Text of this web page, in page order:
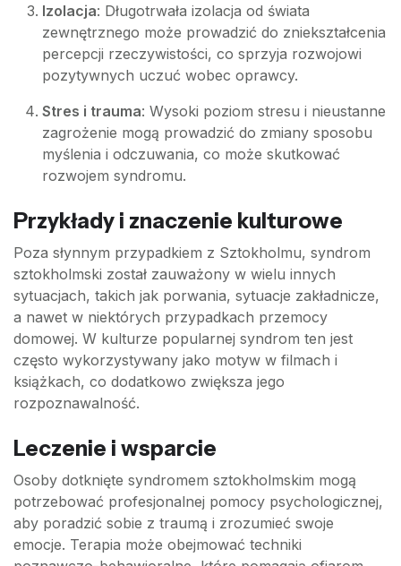
Izolacja: Długotrwała izolacja od świata
zewnętrznego może prowadzić do zniekształcenia
percepcji rzeczywistości, co sprzyja rozwojowi
pozytywnych uczuć wobec oprawcy.
Stres i trauma: Wysoki poziom stresu i nieustanne
zagrożenie mogą prowadzić do zmiany sposobu
myślenia i odczuwania, co może skutkować
rozwojem syndromu.
Przykłady i znaczenie kulturowe
Poza słynnym przypadkiem z Sztokholmu, syndrom
sztokholmski został zauważony w wielu innych
sytuacjach, takich jak porwania, sytuacje zakładnicze,
a nawet w niektórych przypadkach przemocy
domowej. W kulturze popularnej syndrom ten jest
często wykorzystywany jako motyw w filmach i
książkach, co dodatkowo zwiększa jego
rozpoznawalność.
Leczenie i wsparcie
Osoby dotknięte syndromem sztokholmskim mogą
potrzebować profesjonalnej pomocy psychologicznej,
aby poradzić sobie z traumą i zrozumieć swoje
emocje. Terapia może obejmować techniki